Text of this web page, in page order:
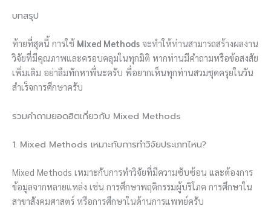
บทสรุป
ท้ายที่สุดนี้ การใช้ Mixed Methods จะทำให้ท่านสามารถสร้างผลงาน
วิจัยที่มีคุณภาพและครอบคลุมในทุกมิติ หากท่านมีคำถามหรือข้อสงสัย
เพิ่มเติม อย่าลืมทักหาพี่นะครับ พี่อยากเห็นทุกท่านสวมชุดครุยในวัน
สำเร็จการศึกษาครับ
รวมคำถามยอดฮิตเกี่ยวกับ Mixed Methods
1. Mixed Methods เหมาะกับการทำวิจัยประเภทไหน?
Mixed Methods เหมาะกับการทำวิจัยที่มีความซับซ้อน และต้องการ
ข้อมูลจากหลายแหล่ง เช่น การศึกษาพฤติกรรมผู้บริโภค การศึกษาใน
สาขาสังคมศาสตร์ หรือการศึกษาในด้านการแพทย์ครับ